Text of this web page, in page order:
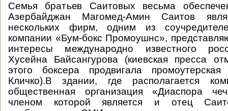
Семья братьев Саитовых весьма
Азербайджан Магомед-Амин Саитов
нескольких фирм, одним из
компании «Бум-бокс Промоушнс»,
интересы международно известного
Хусейна Байсангурова (киевская пресса
этого боксера продвигала
Кличко).В здании, где располагается
общественная организация «Диаспора
членом которой является и отец